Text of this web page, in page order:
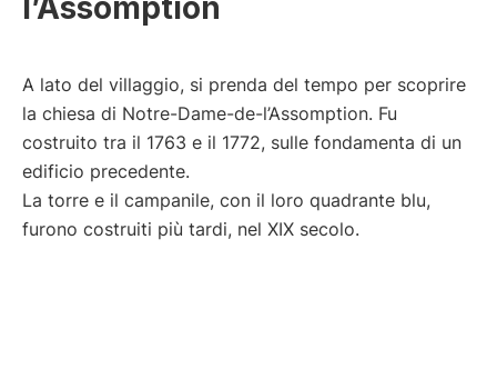
l’Assomption
A lato del villaggio, si prenda del tempo per scoprire
la chiesa di Notre-Dame-de-l’Assomption. Fu
costruito tra il 1763 e il 1772, sulle fondamenta di un
edificio precedente.
La torre e il campanile, con il loro quadrante blu,
furono costruiti più tardi, nel XIX secolo.